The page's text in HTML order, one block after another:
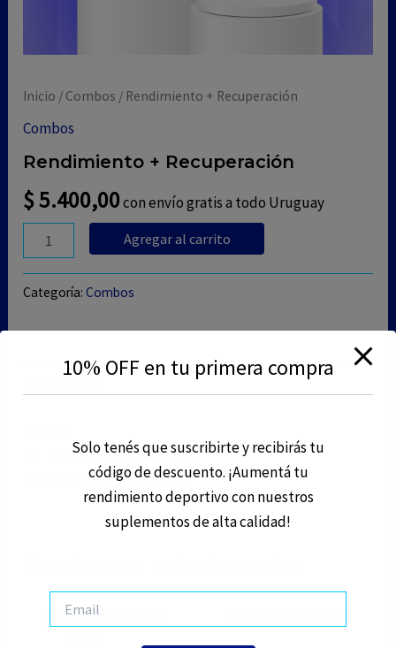
Inicio / Combos / Rendimiento + Recuperación
Combos
Rendimiento + Recuperación
$5.400,00con envío gratis a todo Uruguay
Rendimiento
cantidad
Agregar al carrito
Categoría:Combos
• BI 100% Whey Protein 908g
• Amino+ Fruit Fusion 300g
10% OFF en tu primera compra
Solo tenés que suscribirte y recibirás tu
código de descuento. ¡Aumentá tu
rendimiento deportivo con nuestros
suplementos de alta calidad!